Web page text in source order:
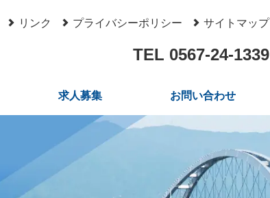
リンク プライバシーポリシー サイトマップ
TEL 0567-24-1339
求人募集 お問い合わせ